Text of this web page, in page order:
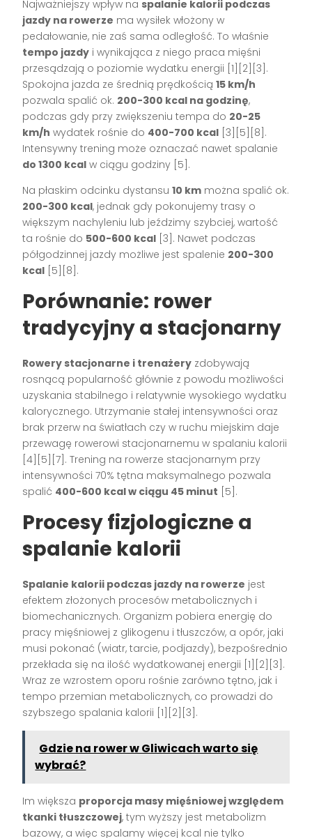
Najważniejszy wpływ na spalanie kalorii podczas
jazdy na rowerze ma wysiłek włożony w
pedałowanie, nie zaś sama odległość. To właśnie
tempo jazdy i wynikająca z niego praca mięśni
przesądzają o poziomie wydatku energii [1][2][3].
Spokojna jazda ze średnią prędkością15 km/h
pozwala spalić ok. 200-300 kcal na godzinę,
podczas gdy przy zwiększeniu tempa do 20-25
km/h wydatek rośnie do 400-700 kcal [3][5][8].
Intensywny trening może oznaczać nawet spalanie
do 1300 kcal w ciągu godziny [5].
Na płaskim odcinku dystansu10 km można spalić ok.
200-300 kcal, jednak gdy pokonujemy trasy o
większym nachyleniu lub jeździmy szybciej, wartość
ta rośnie do 500-600 kcal [3]. Nawet podczas
półgodzinnej jazdy możliwe jest spalenie 200-300
kcal [5][8].
Porównanie: rower
tradycyjny a stacjonarny
Rowery stacjonarne i trenażery zdobywają
rosnącą popularność głównie z powodu możliwości
uzyskania stabilnego i relatywnie wysokiego wydatku
kalorycznego. Utrzymanie stałej intensywności oraz
brak przerw na światłach czy w ruchu miejskim daje
przewagę rowerowi stacjonarnemu w spalaniu kalorii
[4][5][7]. Trening na rowerze stacjonarnym przy
intensywności 70% tętna maksymalnego pozwala
spalić 400-600 kcal w ciągu 45 minut [5].
Procesy fizjologiczne a
spalanie kalorii
Spalanie kalorii podczas jazdy na rowerze jest
efektem złożonych procesów metabolicznych i
biomechanicznych. Organizm pobiera energię do
pracy mięśniowej z glikogenu i tłuszczów, a opór, jaki
musi pokonać (wiatr, tarcie, podjazdy), bezpośrednio
przekłada się na ilość wydatkowanej energii [1][2][3].
Wraz ze wzrostem oporu rośnie zarówno tętno, jak i
tempo przemian metabolicznych, co prowadzi do
szybszego spalania kalorii [1][2][3].
Gdzie na rower w Gliwicach warto się
wybrać?
Im większa proporcja masy mięśniowej względem
tkanki tłuszczowej, tym wyższy jest metabolizm
bazowy, a więc spalamy więcej kcal nie tylko